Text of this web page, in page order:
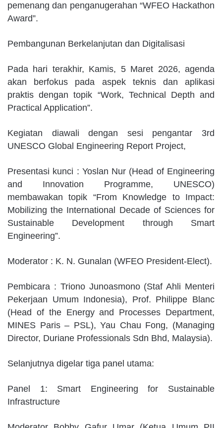
pemenang dan penganugerahan “WFEO Hackathon
Award”.
Pembangunan Berkelanjutan dan Digitalisasi
Pada hari terakhir, Kamis, 5 Maret 2026, agenda
akan berfokus pada aspek teknis dan aplikasi
praktis dengan topik “Work, Technical Depth and
Practical Application”.
Kegiatan diawali dengan sesi pengantar 3rd
UNESCO Global Engineering Report Project,
Presentasi kunci : Yoslan Nur (Head of Engineering
and Innovation Programme, UNESCO)
membawakan topik “From Knowledge to Impact:
Mobilizing the International Decade of Sciences for
Sustainable Development through Smart
Engineering”.
Moderator : K. N. Gunalan (WFEO President-Elect).
Pembicara : Triono Junoasmono (Staf Ahli Menteri
Pekerjaan Umum Indonesia), Prof. Philippe Blanc
(Head of the Energy and Processes Department,
MINES Paris – PSL), Yau Chau Fong, (Managing
Director, Duriane Professionals Sdn Bhd, Malaysia).
Selanjutnya digelar tiga panel utama:
Panel 1: Smart Engineering for Sustainable
Infrastructure